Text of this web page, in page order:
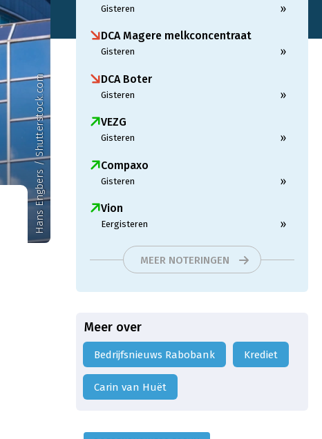
Hans Engbers / Shutterstock.com
Gisteren »
DCA Magere melkconcentraat
Gisteren »
DCA Boter
Gisteren »
VEZG
Gisteren »
Compaxo
Gisteren »
Vion
Eergisteren »
MEER NOTERINGEN
Meer over
Bedrijfsnieuws Rabobank Krediet
Carin van Huët